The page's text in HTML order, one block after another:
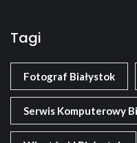
Tagi
Fotograf Białystok
Serwis Komputerowy